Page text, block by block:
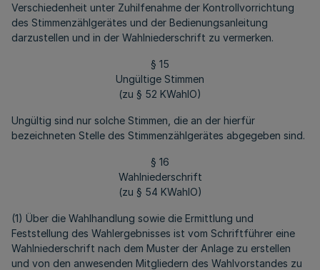
Verschiedenheit unter Zuhilfenahme der Kontrollvorrichtung
des Stimmenzählgerätes und der Bedienungsanleitung
darzustellen und in der Wahlniederschrift zu vermerken.
§ 15
Ungültige Stimmen
(zu § 52 KWahlO)
Ungültig sind nur solche Stimmen, die an der hierfür
bezeichneten Stelle des Stimmenzählgerätes abgegeben sind.
§ 16
Wahlniederschrift
(zu § 54 KWahlO)
(1) Über die Wahlhandlung sowie die Ermittlung und
Feststellung des Wahlergebnisses ist vom Schriftführer eine
Wahlniederschrift nach dem Muster der Anlage zu erstellen
und von den anwesenden Mitgliedern des Wahlvorstandes zu